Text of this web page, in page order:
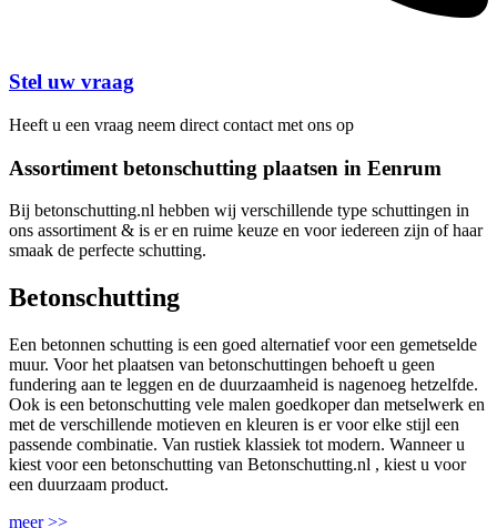
Stel uw vraag
Heeft u een vraag neem direct contact met ons op
Assortiment betonschutting plaatsen in Eenrum
Bij betonschutting.nl hebben wij verschillende type schuttingen in
ons assortiment & is er en ruime keuze en voor iedereen zijn of haar
smaak de perfecte schutting.
Betonschutting
Een betonnen schutting is een goed alternatief voor een gemetselde
muur. Voor het plaatsen van betonschuttingen behoeft u geen
fundering aan te leggen en de duurzaamheid is nagenoeg hetzelfde.
Ook is een betonschutting vele malen goedkoper dan metselwerk en
met de verschillende motieven en kleuren is er voor elke stijl een
passende combinatie. Van rustiek klassiek tot modern. Wanneer u
kiest voor een betonschutting van Betonschutting.nl , kiest u voor
een duurzaam product.
meer >>